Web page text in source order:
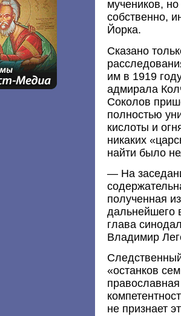
мучеников,
собственно,
Йорка.
Сказано
им в 1919
адмирала
Соколов
полностью
кислоты и
никаких
найти было
— На
полученная
дальнейшего
глава
Владимир
«останков
не признает